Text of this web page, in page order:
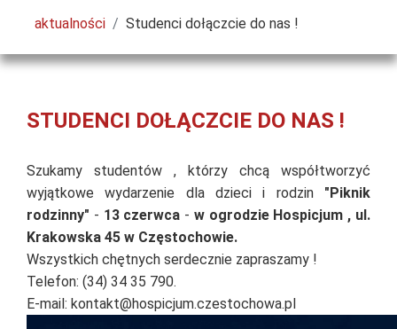
Tutaj jesteś
aktualności Studenci dołączcie do nas !
STUDENCI DOŁĄCZCIE DO NAS !
Szukamy studentów , którzy chcą współtworzyć
wyjątkowe wydarzenie dla dzieci i rodzin "Piknik
rodzinny" - 13 czerwca - w ogrodzie Hospicjum , ul.
Krakowska 45 w Częstochowie.
Wszystkich chętnych serdecznie zapraszamy !
Telefon: (34) 34 35 790.
E-mail: kontakt@hospicjum.czestochowa.pl